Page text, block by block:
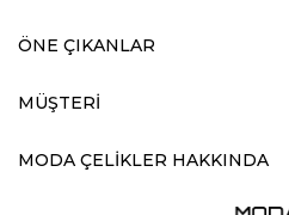
ÖNE ÇIKANLAR
MÜŞTERİ
MODA ÇELİKLER HAKKINDA